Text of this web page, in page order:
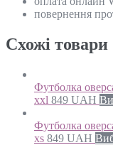
повернення
Схожi товари
Футболка
xxl 849 UAH
Футболка
xs 849 UAH